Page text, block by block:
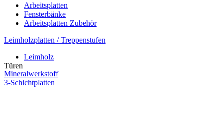
Arbeitsplatten
Fensterbänke
Arbeitsplatten Zubehör
Leimholzplatten / Treppenstufen
Leimholz
Mineralwerkstoff
3-Schichtplatten
Türen